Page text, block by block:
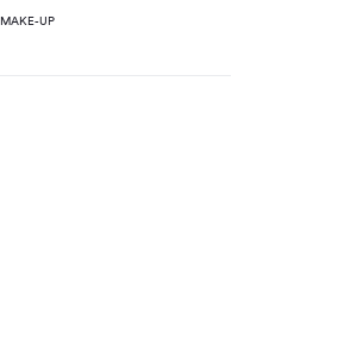
MAKE-UP